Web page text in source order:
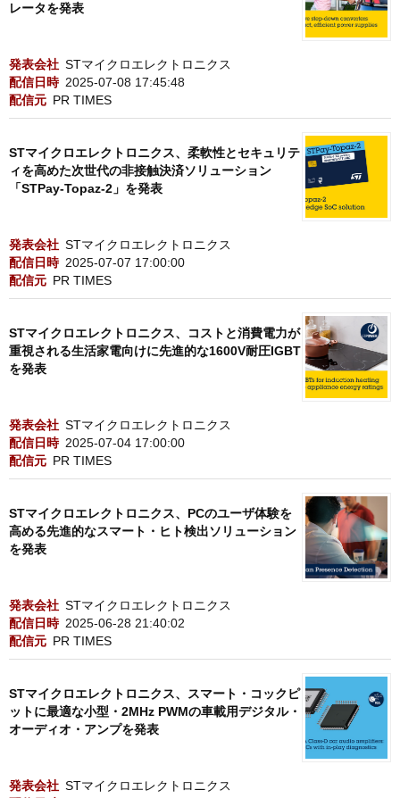
レータを発表
発表会社 STマイクロエレクトロニクス
配信日時 2025-07-08 17:45:48
配信元 PR TIMES
STマイクロエレクトロニクス、柔軟性とセキュリテ
ィを高めた次世代の非接触決済ソリューション
「STPay-Topaz-2」を発表
発表会社 STマイクロエレクトロニクス
配信日時 2025-07-07 17:00:00
配信元 PR TIMES
STマイクロエレクトロニクス、コストと消費電力が
重視される生活家電向けに先進的な1600V耐圧IGBT
を発表
発表会社 STマイクロエレクトロニクス
配信日時 2025-07-04 17:00:00
配信元 PR TIMES
STマイクロエレクトロニクス、PCのユーザ体験を
高める先進的なスマート・ヒト検出ソリューション
を発表
発表会社 STマイクロエレクトロニクス
配信日時 2025-06-28 21:40:02
配信元 PR TIMES
STマイクロエレクトロニクス、スマート・コックピ
ットに最適な小型・2MHz PWMの車載用デジタル・
オーディオ・アンプを発表
発表会社 STマイクロエレクトロニクス